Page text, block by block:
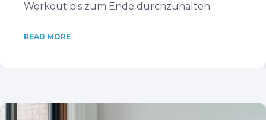
Workout bis zum Ende durchzuhalten.
READ MORE